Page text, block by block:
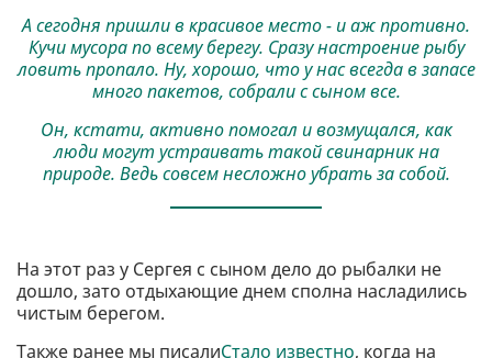
А сегодня пришли в красивое место - и аж противно.
Кучи мусора по всему берегу. Сразу настроение рыбу
ловить пропало. Ну, хорошо, что у нас всегда в запасе
много пакетов, собрали с сыном все.
Он, кстати, активно помогал и возмущался, как
люди могут устраивать такой свинарник на
природе. Ведь совсем несложно убрать за собой.
На этот раз у Сергея с сыном дело до рыбалки не
дошло, зато отдыхающие днем сполна насладились
чистым берегом.
Также ранее мы писалиСтало известно, когда на